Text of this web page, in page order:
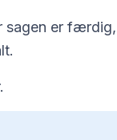
sagen er